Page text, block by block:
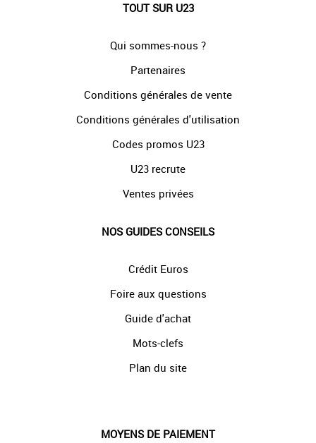
TOUT SUR U23
Qui sommes-nous ?
Partenaires
Conditions générales de vente
Conditions générales d'utilisation
Codes promos U23
U23 recrute
Ventes privées
NOS GUIDES CONSEILS
Crédit Euros
Foire aux questions
Guide d'achat
Mots-clefs
Plan du site
MOYENS DE PAIEMENT